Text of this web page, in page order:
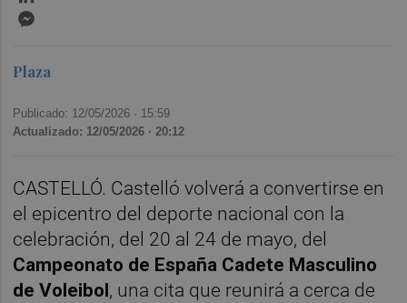
Plaza
Publicado: 12/05/2026 · 15:59
Actualizado: 12/05/2026 · 20:12
CASTELLÓ. Castelló volverá a convertirse en
el epicentro del deporte nacional con la
celebración, del 20 al 24 de mayo, del
Campeonato de España Cadete Masculino
de Voleibol, una cita que reunirá a cerca de